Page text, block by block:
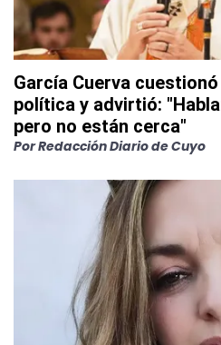
García Cuerva
política y advirtió:
pero no están cerca"
PorRedacción Diario de Cuyo